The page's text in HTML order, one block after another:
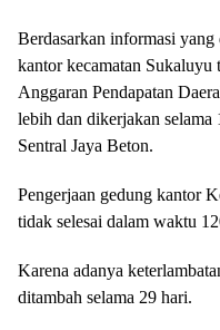
Berdasarkan informasi
kantor kecamatan Sukaluyu
Anggaran Pendapatan
lebih dan dikerjakan
Sentral Jaya Beton.
Pengerjaan gedung kantor
tidak selesai dalam waktu
Karena adanya
ditambah selama 29 hari.